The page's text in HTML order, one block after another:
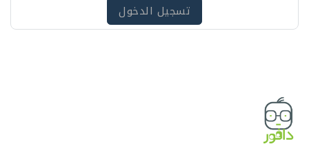
تسجيل الدخول